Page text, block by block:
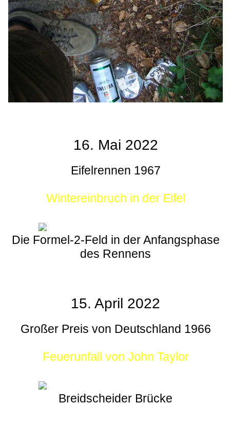
16. Mai 2022
Eifelrennen 1967
Wintereinbruch in der Eifel
Die Formel-2-Feld in der Anfangsphase
des Rennens
15. April 2022
Großer Preis von Deutschland 1966
Feuerunfall von John Taylor
Breidscheider Brücke